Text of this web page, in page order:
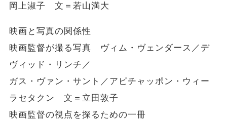
岡上淑子 文＝若山満大
映画と写真の関係性
映画監督が撮る写真 ヴィム・ヴェンダース／デ
ヴィッド・リンチ／
ガス・ヴァン・サント／アピチャッポン・ウィー
ラセタクン 文＝立田敦子
映画監督の視点を探るための一冊